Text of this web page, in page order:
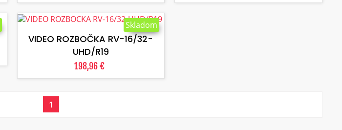
VLOŽIŤ DO KOŠÍKA
VIDEO ROZBOČKA RV-16/32-
UHD/R19
198,96 €
Skladom
1